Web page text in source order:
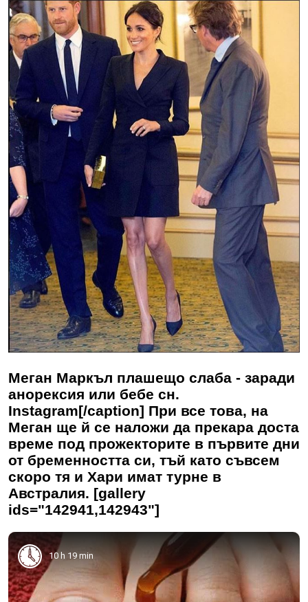
Меган Маркъл плашещо слаба - заради
анорексия или бебе сн.
Instagram[/caption] При все това, на
Меган ще й се наложи да прекара доста
време под прожекторите в първите дни
от бременността си, тъй като съвсем
скоро тя и Хари имат турне в
Австралия. [gallery
ids="142941,142943"]
10 h 19 min